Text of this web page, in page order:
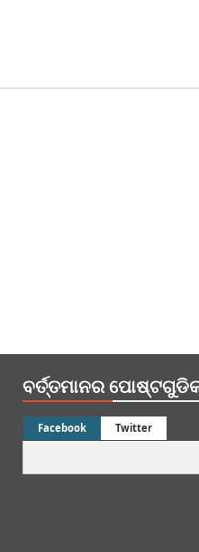
ବର୍ତ୍ତମାନର
Facebook Twitter